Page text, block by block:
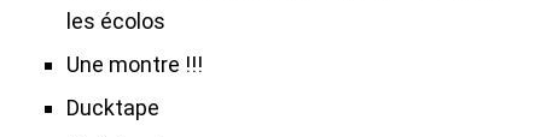
les écolos
Une montre !!!
Ducktape